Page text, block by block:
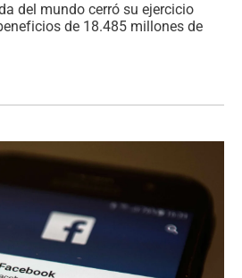
del mundo cerró su ejercicio
de 18.485 millones de